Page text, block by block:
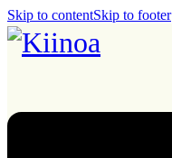
Skip to contentSkip to footer